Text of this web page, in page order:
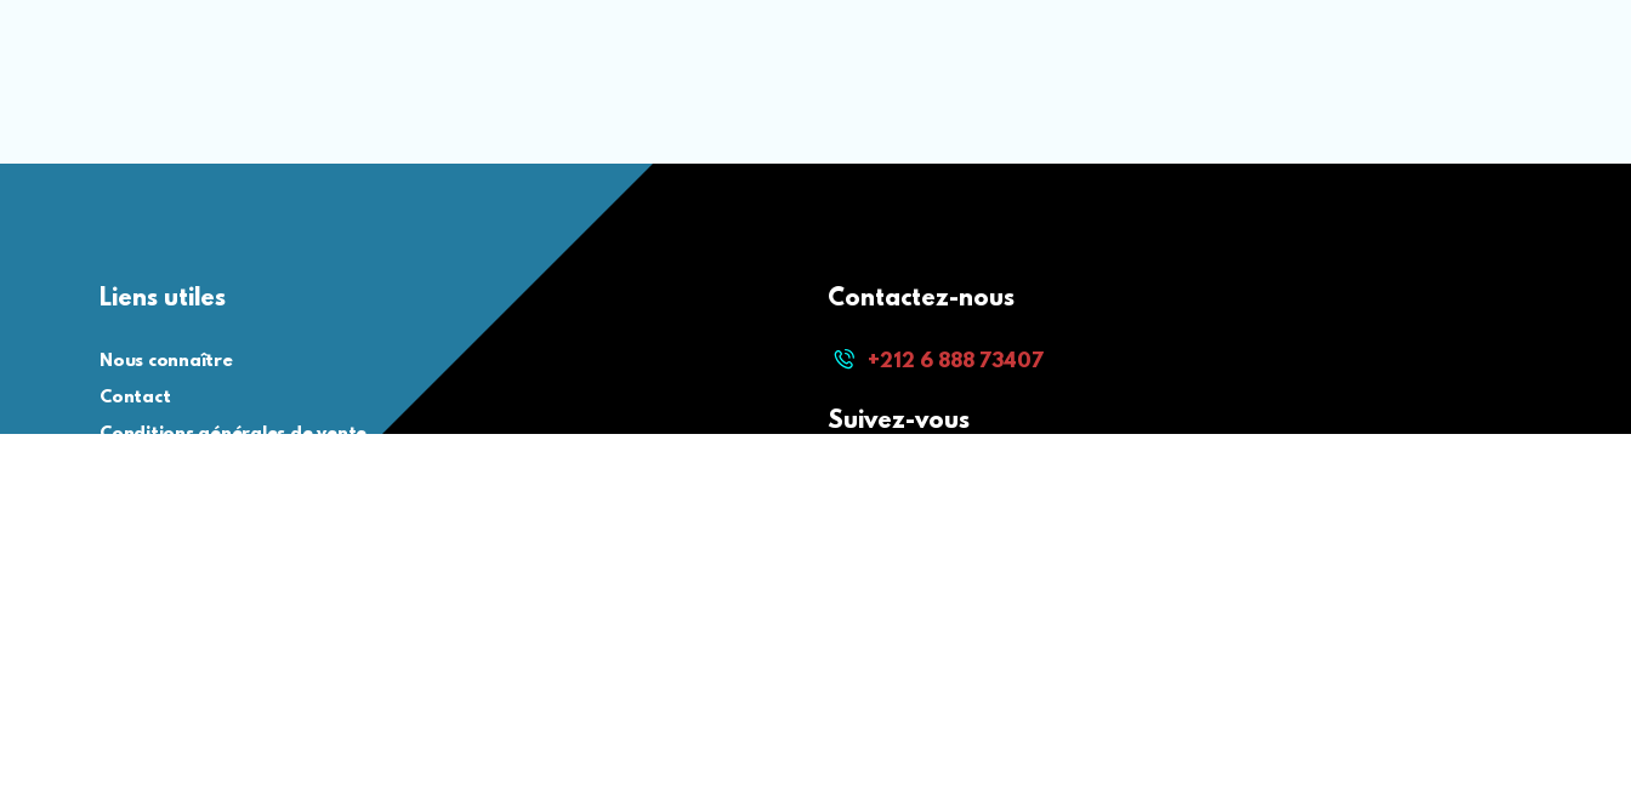
Liens utiles
Nous connaître
Contact
Conditions générales de vente
Contactez-nous
+212 6 888 73407
Suivez-vous